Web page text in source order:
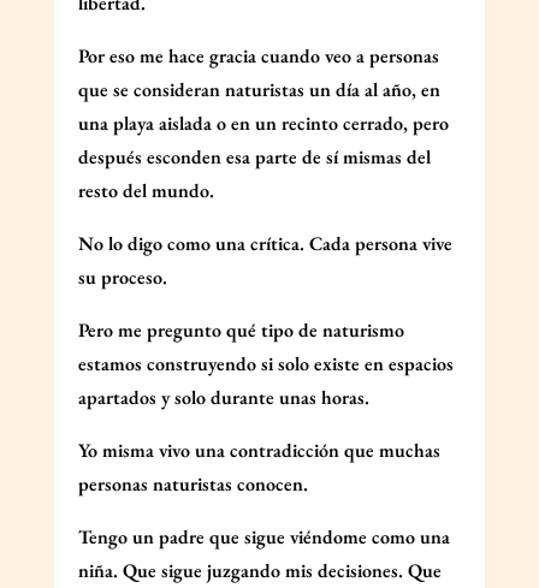
Por eso me hace gracia cuando veo a personas
que se consideran naturistas un día al año, en
una playa aislada o en un recinto cerrado, pero
después esconden esa parte de sí mismas del
resto del mundo.
No lo digo como una crítica. Cada persona vive
su proceso.
Pero me pregunto qué tipo de naturismo
estamos construyendo si solo existe en espacios
apartados y solo durante unas horas.
Yo misma vivo una contradicción que muchas
personas naturistas conocen.
Tengo un padre que sigue viéndome como una
niña. Que sigue juzgando mis decisiones. Que